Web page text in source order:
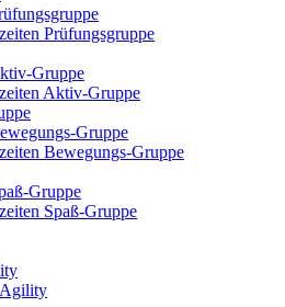
Prüfungsgruppe
Gruppe
Aktiv-Gruppe
Gruppe
Bewegungs-Gruppe
Gruppe
Spaß-Gruppe
Agility